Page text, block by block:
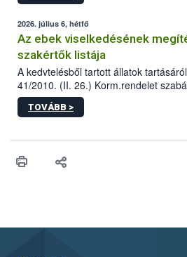
2026. július 6, hétfő
Az ebek viselkedésének
szakértők listája
A kedvtelésből tartott állatok
41/2010. (II. 26.) Korm.rendelet
sérülés, illetve ennek veszélye
hatósági feladatokat, valamint a
vonni az ebek viselkedésének
TOVÁBB >